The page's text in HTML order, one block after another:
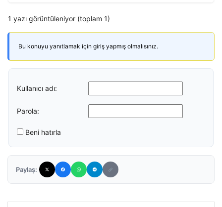
1 yazı görüntüleniyor (toplam 1)
Bu konuyu yanıtlamak için giriş yapmış olmalısınız.
Kullanıcı adı:
Parola:
Beni hatırla
Paylaş: